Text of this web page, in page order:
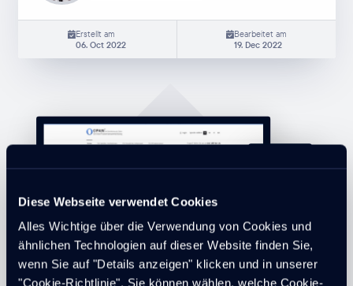
Diese Webseite verwendet Cookies
Alles Wichtige über die Verwendung von Cookies und
ähnlichen Technologien auf dieser Website finden Sie,
wenn Sie auf "Details anzeigen" klicken und in unserer
"Cookie-Richtlinie". Sie können wählen, welche Cookie-
Erstellt am
06. Oct 2022
Bearbeitet am
19. Dec 2022